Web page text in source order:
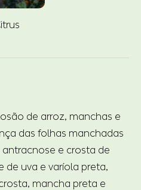
de arroz, manchas e
das folhas manchadas
e crosta de
de uva e varíola preta,
mancha preta e